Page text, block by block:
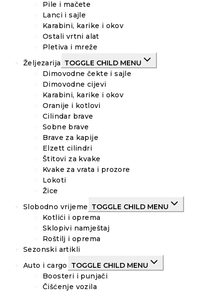
Pile i mačete
Lanci i sajle
Karabini, karike i okov
Ostali vrtni alat
Pletiva i mreže
Željezarija TOGGLE CHILD MENU
Dimovodne čekte i sajle
Dimovodne cijevi
Karabini, karike i okov
Oranije i kotlovi
Cilindar brave
Sobne brave
Brave za kapije
Elzett cilindri
Štitovi za kvake
Kvake za vrata i prozore
Lokoti
Žice
Slobodno vrijeme TOGGLE CHILD MENU
Kotlići i oprema
Sklopivi namještaj
Roštilj i oprema
Sezonski artikli
Auto i cargo
TOGGLE CHILD MENU
Boosteri i punjači
Čišćenje vozila